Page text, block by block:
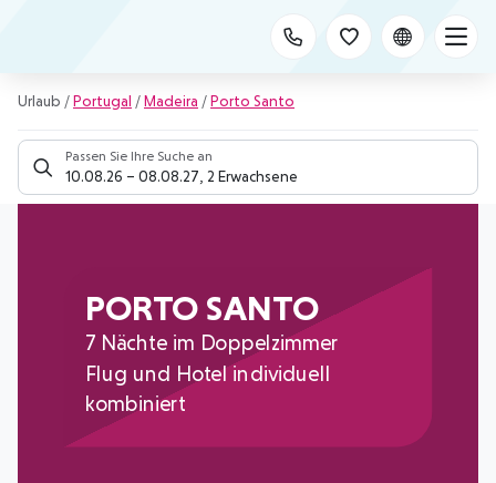
Urlaub /Portugal /Madeira /Porto Santo
Passen Sie Ihre Suche an
10.08.26 – 08.08.27 2 Erwachsene
PORTO SANTO
7 Nächte im Doppelzimmer
Flug und Hotel individuell
kombiniert